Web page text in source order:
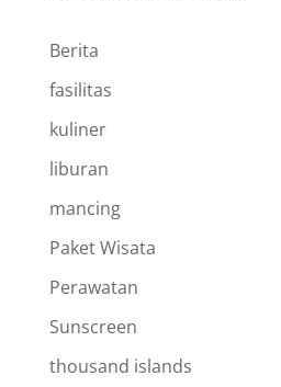
Berita
fasilitas
kuliner
liburan
mancing
Paket Wisata
Perawatan
Sunscreen
thousand islands